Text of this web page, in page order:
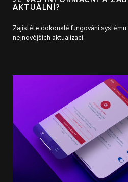
AKTUÁLNÍ?
Zajistěte dokonalé fungování
nejnovějších aktualizací.